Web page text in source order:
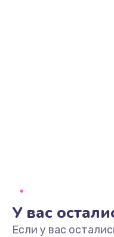
У вас
Если у вас